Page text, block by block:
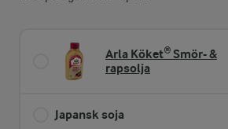
Arla Köket® Smör- &
rapsolja
Japansk soja